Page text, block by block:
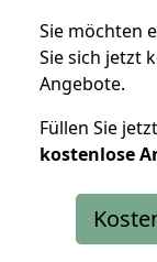
Sie möchten
Sie sich jetzt
Angebote.
Füllen Sie
kostenlose